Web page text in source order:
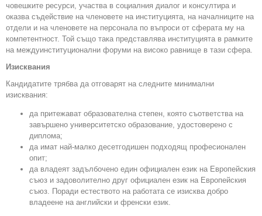
човешките ресурси, участва в социалния диалог и консултира и
оказва съдействие на членовете на институцията, на началниците на
отдели и на членовете на персонала по въпроси от сферата му на
компетентност. Той също така представлява институцията в рамките
на междуинституционални форуми на високо равнище в тази сфера.
Изисквания
Кандидатите трябва да отговарят на следните минимални
изисквания:
да притежават образователна степен, която съответства на
завършено университетско образование, удостоверено с
диплома;
да имат най-малко десетгодишен подходящ професионален
опит;
да владеят задълбочено един официален език на Европейския
съюз и задоволително друг официален език на Европейския
съюз. Поради естеството на работата се изисква добро
владеене на английски и френски език.